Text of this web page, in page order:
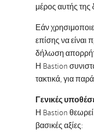
μέρος αυτής
Εάν
επίσης να
δήλωση
Η Bastion
τακτικά, για
Γενικές
Η Bastion
βασικές αξίες: